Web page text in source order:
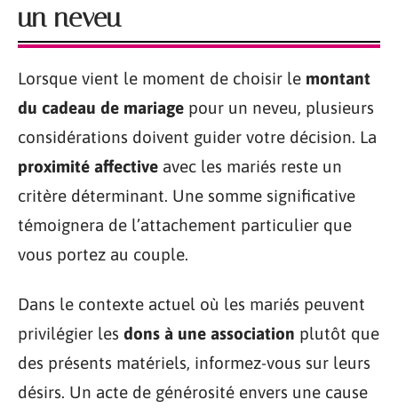
un neveu
Lorsque vient le moment de choisir le montant
du cadeau de mariage pour un neveu, plusieurs
considérations doivent guider votre décision. La
proximité affective avec les mariés reste un
critère déterminant. Une somme significative
témoignera de l’attachement particulier que
vous portez au couple.
Dans le contexte actuel où les mariés peuvent
privilégier les dons à une association plutôt que
des présents matériels, informez-vous sur leurs
désirs. Un acte de générosité envers une cause